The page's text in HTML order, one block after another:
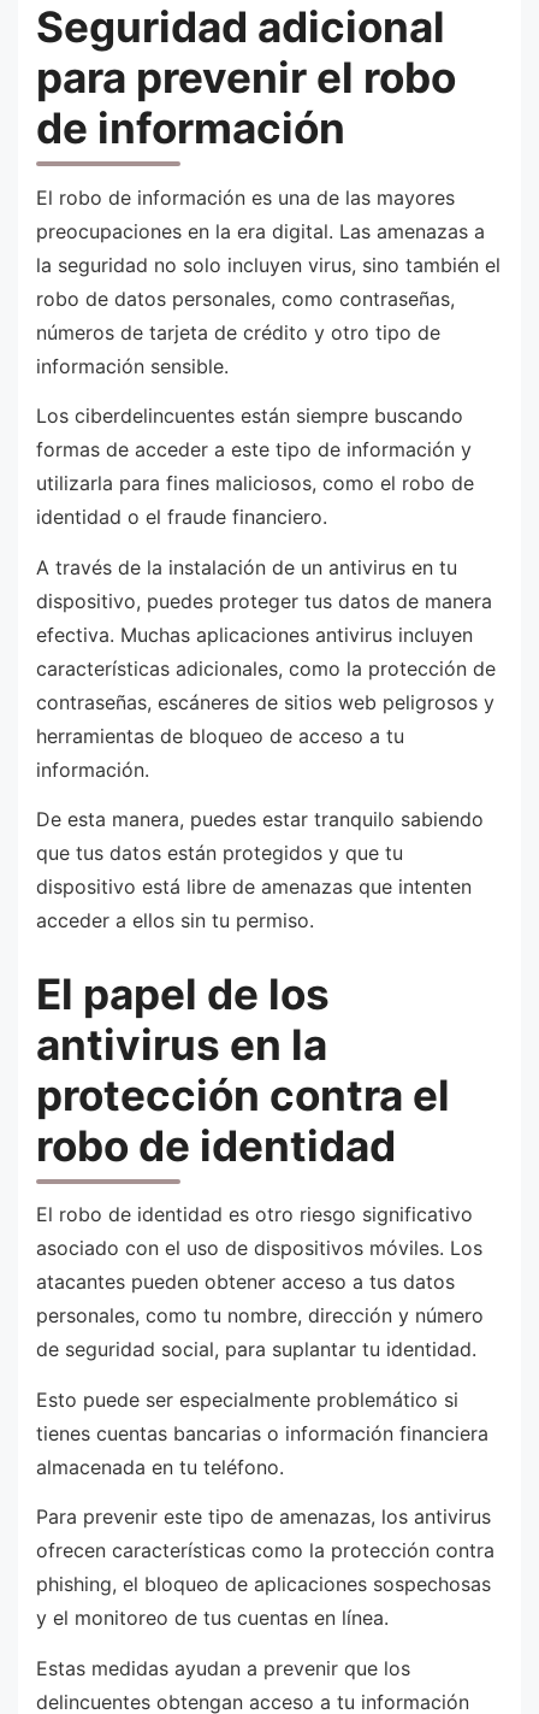
Seguridad adicional
para prevenir el robo
de información
El robo de información es una de las mayores
preocupaciones en la era digital. Las amenazas a
la seguridad no solo incluyen virus, sino también el
robo de datos personales, como contraseñas,
números de tarjeta de crédito y otro tipo de
información sensible.
Los ciberdelincuentes están siempre buscando
formas de acceder a este tipo de información y
utilizarla para fines maliciosos, como el robo de
identidad o el fraude financiero.
A través de la instalación de un antivirus en tu
dispositivo, puedes proteger tus datos de manera
efectiva. Muchas aplicaciones antivirus incluyen
características adicionales, como la protección de
contraseñas, escáneres de sitios web peligrosos y
herramientas de bloqueo de acceso a tu
información.
De esta manera, puedes estar tranquilo sabiendo
que tus datos están protegidos y que tu
dispositivo está libre de amenazas que intenten
acceder a ellos sin tu permiso.
El papel de los
antivirus en la
protección contra el
robo de identidad
El robo de identidad es otro riesgo significativo
asociado con el uso de dispositivos móviles. Los
atacantes pueden obtener acceso a tus datos
personales, como tu nombre, dirección y número
de seguridad social, para suplantar tu identidad.
Esto puede ser especialmente problemático si
tienes cuentas bancarias o información financiera
almacenada en tu teléfono.
Para prevenir este tipo de amenazas, los antivirus
ofrecen características como la protección contra
phishing, el bloqueo de aplicaciones sospechosas
y el monitoreo de tus cuentas en línea.
Estas medidas ayudan a prevenir que los
delincuentes obtengan acceso a tu información